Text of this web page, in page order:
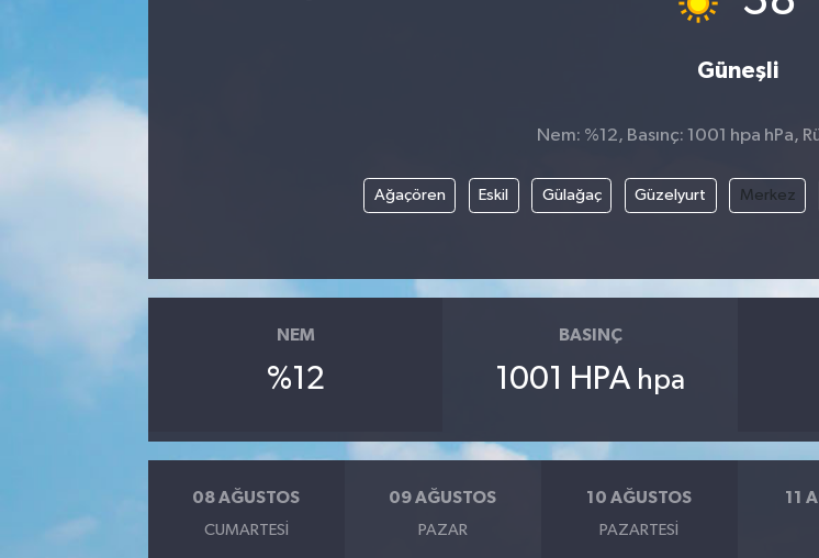
Güneşli
Nem: %12, Basınç: 1001 hpa hPa,
Ağaçören Eskil Gülağaç Güzelyurt Merkez
NEM
%12
BASINÇ
1001 HPA hpa
08 AĞUSTOS
CUMARTESI
09 AĞUSTOS
PAZAR
10 AĞUSTOS
PAZARTESI
11
Sağlık